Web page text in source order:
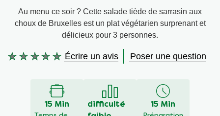
Occasions
Snackpots
Au menu ce soir ? Cette salade tiède de sarrasin aux
choux de Bruxelles est un plat végétarien surprenant et
délicieux pour 3 personnes.
Aucune
Écrire un avis Poser une question
15 Min
difficulté
15 Min